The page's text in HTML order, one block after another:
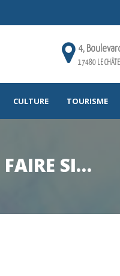
4,
17480 LE
CULTURE TOURISME
SI…